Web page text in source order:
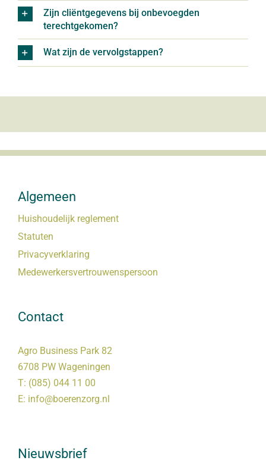
Zijn cliëntgegevens bij onbevoegden
terechtgekomen?
Wat zijn de vervolgstappen?
Algemeen
Huishoudelijk reglement
Statuten
Privacyverklaring
Medewerkersvertrouwenspersoon
Contact
Agro Business Park 82
6708 PW Wageningen
T: (085) 044 11 00
E: info@boerenzorg.nl
Nieuwsbrief